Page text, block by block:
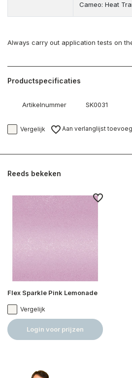
Cameo: Heat
Always carry out application tests on
Productspecificaties
Artikelnummer SK0031
Vergelijk Aan verlanglijst
Reeds bekeken
Flex Sparkle Pink Lemonade
Vergelijk
Login voor prijzen